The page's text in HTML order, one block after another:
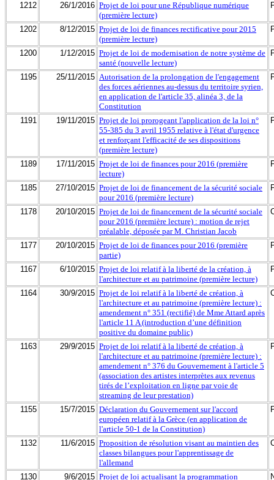
1212 26/1/2016 Projet de loi pour une République numérique
(première lecture)
1202 8/12/2015 Projet de loi de finances rectificative pour 2015
(première lecture)
1200 1/12/2015 Projet de loi de modernisation de notre système de
santé (nouvelle lecture)
1195 25/11/2015 Autorisation de la prolongation de l'engagement
des forces aériennes au-dessus du territoire syrien,
en application de l'article 35, alinéa 3, de la
Constitution
1191 19/11/2015 Projet de loi prorogeant l'application de la loi n°
55-385 du 3 avril 1955 relative à l'état d'urgence
et renforçant l'efficacité de ses dispositions
(première lecture)
1189 17/11/2015 Projet de loi de finances pour 2016 (première
lecture)
1185 27/10/2015 Projet de loi de financement de la sécurité sociale
pour 2016 (première lecture)
1178 20/10/2015 Projet de loi de financement de la sécurité sociale
pour 2016 (première lecture) : motion de rejet
préalable, déposée par M. Christian Jacob
1177 20/10/2015 Projet de loi de finances pour 2016 (première
partie)
1167 6/10/2015 Projet de loi relatif à la liberté de la création, à
l'architecture et au patrimoine (première lecture)
1164 30/9/2015 Projet de loi relatif à la liberté de création, à
l'architecture et au patrimoine (première lecture) :
amendement n° 351 (rectifié) de Mme Attard après
l'article 11 A (introduction d’une définition
positive du domaine public)
1163 29/9/2015 Projet de loi relatif à la liberté de création, à
l'architecture et au patrimoine (première lecture) :
amendement n° 376 du Gouvernement à l'article 5
(association des artistes interprètes aux revenus
tirés de l’exploitation en ligne par voie de
streaming de leur prestation)
1155 15/7/2015 Déclaration du Gouvernement sur l'accord
européen relatif à la Grèce (en application de
l'article 50-1 de la Constitution)
1132 11/6/2015 Proposition de résolution visant au maintien des
classes bilangues pour l'apprentissage de
l'allemand
1130 9/6/2015 Projet de loi actualisant la programmation